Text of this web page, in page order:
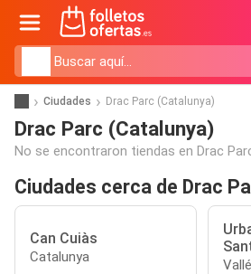
Ciudades Drac Parc (Catalunya)
Drac Parc (Catalunya)
No se encontraron tiendas en Drac
Ciudades cerca de Drac
Can Cuiàs
Catalunya